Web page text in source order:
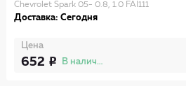
Chevrolet Spark 05- 0.8, 1.0 FAI111
Доставка: Сегодня
Цена
652 В наличии